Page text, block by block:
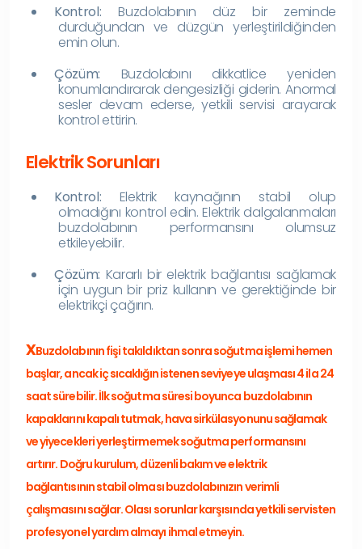
Kontrol: Buzdolabının düz bir zeminde
durduğundan ve düzgün yerleştirildiğinden
emin olun.
Çözüm: Buzdolabını dikkatlice yeniden
konumlandırarak dengesizliği giderin. Anormal
sesler devam ederse, yetkili servisi arayarak
kontrol ettirin.
Elektrik Sorunları
Kontrol: Elektrik kaynağının stabil olup
olmadığını kontrol edin. Elektrik dalgalanmaları
buzdolabının performansını olumsuz
etkileyebilir.
Çözüm: Kararlı bir elektrik bağlantısı sağlamak
için uygun bir priz kullanın ve gerektiğinde bir
elektrikçi çağırın.
xBuzdolabının fişi takıldıktan sonra soğutma işlemi hemen
başlar, ancak iç sıcaklığın istenen seviyeye ulaşması 4 ila 24
saat sürebilir. İlk soğutma süresi boyunca buzdolabının
kapaklarını kapalı tutmak, hava sirkülasyonunu sağlamak
ve yiyecekleri yerleştirmemek soğutma performansını
artırır. Doğru kurulum, düzenli bakım ve elektrik
bağlantısının stabil olması buzdolabınızın verimli
çalışmasını sağlar. Olası sorunlar karşısında yetkili servisten
profesyonel yardım almayı ihmal etmeyin.